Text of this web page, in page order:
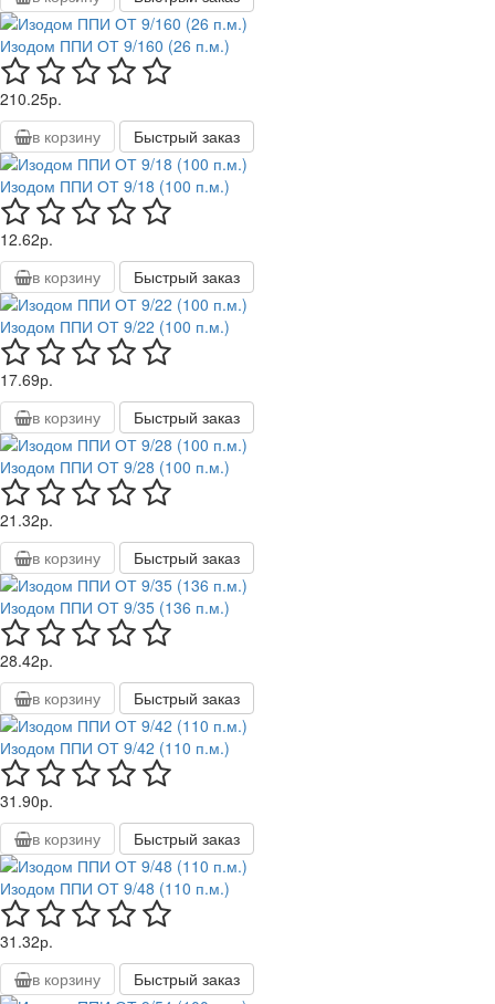
Изодом ППИ ОТ 9/160 (26 п.м.)
210.25р.
в корзину
Быстрый заказ
Изодом ППИ ОТ 9/18 (100 п.м.)
12.62р.
в корзину
Быстрый заказ
Изодом ППИ ОТ 9/22 (100 п.м.)
17.69р.
в корзину
Быстрый заказ
Изодом ППИ ОТ 9/28 (100 п.м.)
21.32р.
в корзину
Быстрый заказ
Изодом ППИ ОТ 9/35 (136 п.м.)
28.42р.
в корзину
Быстрый заказ
Изодом ППИ ОТ 9/42 (110 п.м.)
31.90р.
в корзину
Быстрый заказ
Изодом ППИ ОТ 9/48 (110 п.м.)
31.32р.
в корзину
Быстрый заказ